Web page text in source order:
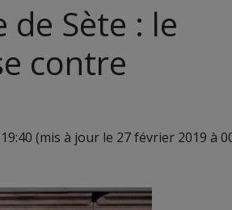
Sète : le
contre
(mis à jour le 27 février 2019 à